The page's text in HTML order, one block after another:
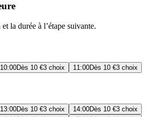
la durée à l’étape suivante.
10:00Dès 10 €3 choix 11:00Dès 10 €3 choix
13:00Dès 10 €3 choix 14:00Dès 10 €3 choix